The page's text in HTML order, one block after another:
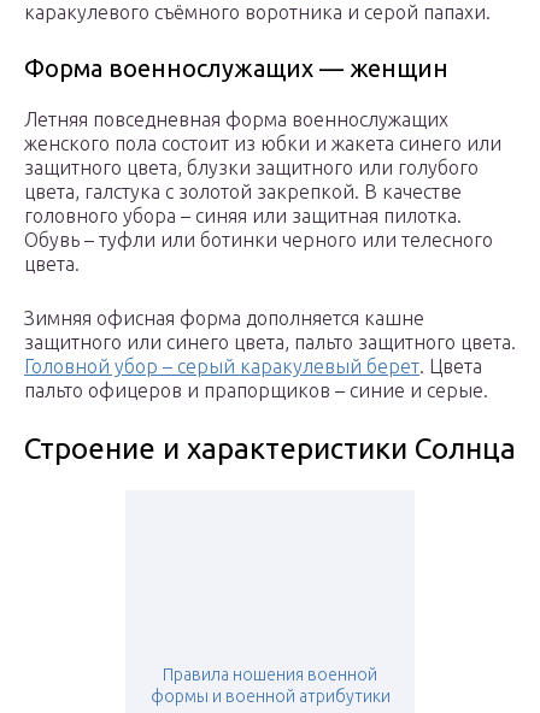
каракулевого съёмного воротника и серой папахи.
Форма военнослужащих — женщин
Летняя повседневная форма военнослужащих
женского пола состоит из юбки и жакета синего или
защитного цвета, блузки защитного или голубого
цвета, галстука с золотой закрепкой. В качестве
головного убора – синяя или защитная пилотка.
Обувь – туфли или ботинки черного или телесного
цвета.
Зимняя офисная форма дополняется кашне
защитного или синего цвета, пальто защитного цвета.
Головной убор – серый каракулевый берет. Цвета
пальто офицеров и прапорщиков – синие и серые.
Строение и характеристики Солнца
Правила ношения военной
формы и военной атрибутики